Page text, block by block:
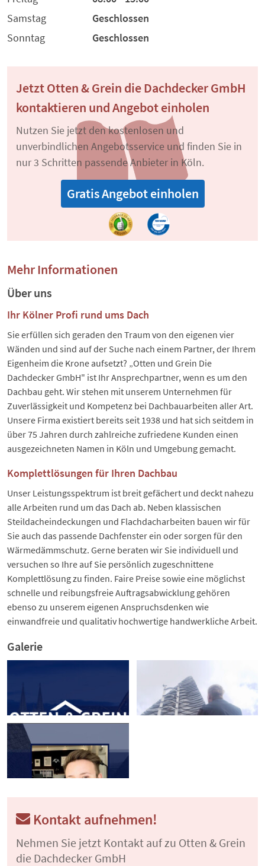
Samstag
Geschlossen
Sonntag
Geschlossen
Jetzt Otten & Grein die Dachdecker GmbH
kontaktieren und Angebot einholen
Nutzen Sie jetzt den kostenlosen und
unverbindlichen Angebotsservice und finden Sie in
nur 3 Schritten passende Anbieter in Köln.
Gratis Angebot einholen
Mehr Informationen
Über uns
Ihr Kölner Profi rund ums Dach
Sie erfüllen sich geraden den Traum von den eigenen vier
Wänden und sind auf der Suche nach einem Partner, der Ihrem
Eigenheim die Krone aufsetzt? „Otten und Grein Die
Dachdecker GmbH" ist Ihr Ansprechpartner, wenn es um den
Dachbau geht. Wir stehen mit unserem Unternehmen für
Zuverlässigkeit und Kompetenz bei Dachbauarbeiten aller Art.
Unsere Firma existiert bereits seit 1938 und hat sich seitdem in
über 75 Jahren durch zahlreiche zufriedene Kunden einen
ausgezeichneten Namen in Köln und Umgebung gemacht.
Komplettlösungen für Ihren Dachbau
Unser Leistungsspektrum ist breit gefächert und deckt nahezu
alle Arbeiten rund um das Dach ab. Neben klassischen
Steildacheindeckungen und Flachdacharbeiten bauen wir für
Sie auch das passende Dachfenster ein oder sorgen für den
Wärmedämmschutz. Gerne beraten wir Sie individuell und
versuchen so Ihre auf Sie persönlich zugeschnittene
Komplettlösung zu finden. Faire Preise sowie eine möglichst
schnelle und reibungsfreie Auftragsabwicklung gehören
ebenso zu unserem eigenen Anspruchsdenken wie
einwandfreie und qualitativ hochwertige handwerkliche Arbeit.
Galerie
Kontakt aufnehmen!
Nehmen Sie jetzt Kontakt auf zu Otten & Grein
die Dachdecker GmbH